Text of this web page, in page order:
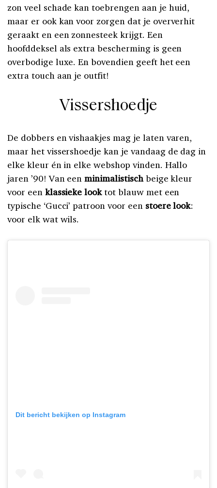
zon veel schade kan toebrengen aan je huid,
maar er ook kan voor zorgen dat je oververhit
geraakt en een zonnesteek krijgt. Een
hoofddeksel als extra bescherming is geen
overbodige luxe. En bovendien geeft het een
extra touch aan je outfit!
Vissershoedje
De dobbers en vishaakjes mag je laten varen,
maar het vissershoedje kan je vandaag de dag in
elke kleur én in elke webshop vinden. Hallo
jaren ’90! Van eenminimalistischbeige kleur
voor een klassieke looktot blauw met een
typische ‘Gucci’ patroon voor een stoere look:
voor elk wat wils.
Dit bericht bekijken op Instagram